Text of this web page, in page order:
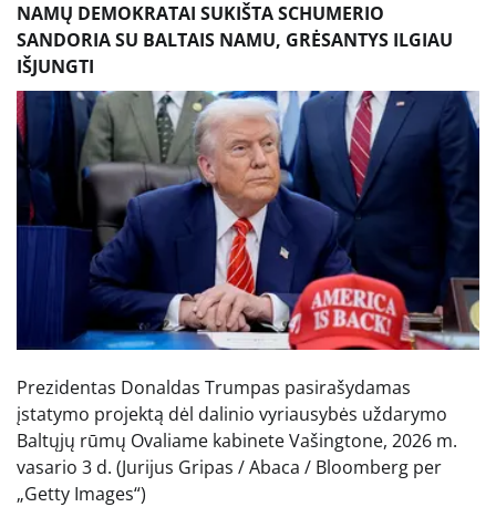
NAMŲ DEMOKRATAI SUKIŠTA SCHUMERIO
SANDORIA SU BALTAIS NAMU, GRĖSANTYS ILGIAU
IŠJUNGTI
Prezidentas Donaldas Trumpas pasirašydamas
įstatymo projektą dėl dalinio vyriausybės uždarymo
Baltųjų rūmų Ovaliame kabinete Vašingtone, 2026 m.
vasario 3 d. (Jurijus Gripas / Abaca / Bloomberg per
„Getty Images“)